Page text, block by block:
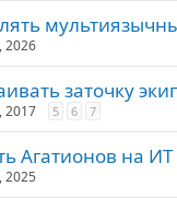
2026
заточку
2017 5 6 7
Агатионов на
2025